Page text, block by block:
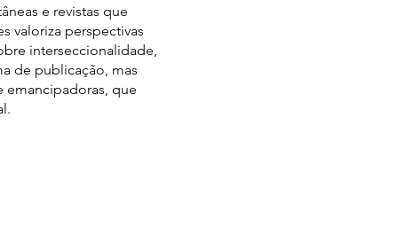
e revistas que
valoriza perspectivas
interseccionalidade,
de publicação, mas
que